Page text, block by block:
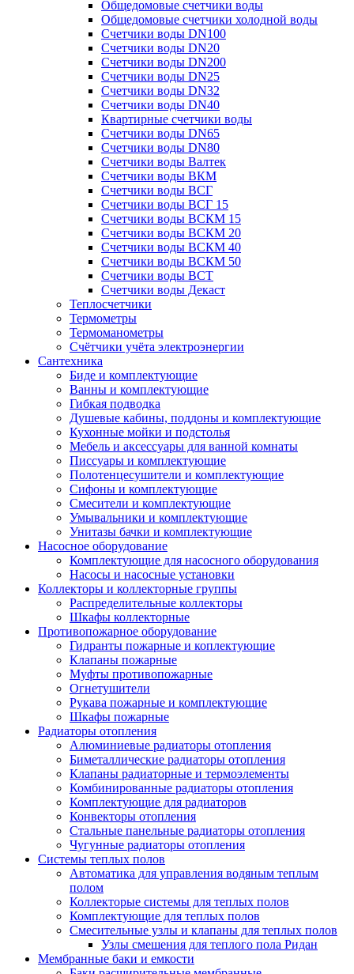
Общедомовые счетчики воды
Общедомовые счетчики холодной воды
Счетчики воды DN100
Счетчики воды DN20
Счетчики воды DN200
Счетчики воды DN25
Счетчики воды DN32
Счетчики воды DN40
Квартирные счетчики воды
Счетчики воды DN65
Счетчики воды DN80
Счетчики воды Валтек
Счетчики воды ВКМ
Счетчики воды ВСГ
Счетчики воды ВСГ 15
Счетчики воды ВСКМ 15
Счетчики воды ВСКМ 20
Счетчики воды ВСКМ 40
Счетчики воды ВСКМ 50
Счетчики воды ВСТ
Счетчики воды Декаст
Теплосчетчики
Термометры
Термоманометры
Счётчики учёта электроэнергии
Сантехника
Биде и комплектующие
Ванны и комплектующие
Гибкая подводка
Душевые кабины, поддоны и комплектующие
Кухонные мойки и подстолья
Мебель и аксессуары для ванной комнаты
Писсуары и комплектующие
Полотенцесушители и комплектующие
Сифоны и комплектующие
Смесители и комплектующие
Умывальники и комплектующие
Унитазы бачки и комплектующие
Насосное оборудование
Комплектующие для насосного оборудования
Насосы и насосные установки
Коллекторы и коллекторные группы
Распределительные коллекторы
Шкафы коллекторные
Противопожарное оборудование
Гидранты пожарные и коплектующие
Клапаны пожарные
Муфты противопожарные
Огнетушители
Рукава пожарные и комплектующие
Шкафы пожарные
Радиаторы отопления
Алюминиевые радиаторы отопления
Биметаллические радиаторы отопления
Клапаны радиаторные и термоэлементы
Комбинированные радиаторы отопления
Комплектующие для радиаторов
Конвекторы отопления
Стальные панельные радиаторы отопления
Чугунные радиаторы отопления
Системы теплых полов
Автоматика для управления водяным теплым
полом
Коллекторые системы для теплых полов
Комплектующие для теплых полов
Смесительные узлы и клапаны для теплых полов
Узлы смешения для теплого пола Ридан
Мембранные баки и емкости